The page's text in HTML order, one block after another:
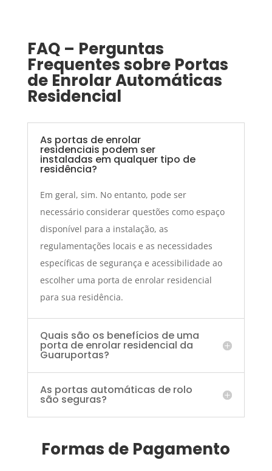
FAQ – Perguntas
Frequentes sobre Portas
de Enrolar Automáticas
Residencial
As portas de enrolar
residenciais podem ser
instaladas em qualquer tipo de
residência?
Em geral, sim. No entanto, pode ser
necessário considerar questões como espaço
disponível para a instalação, as
regulamentações locais e as necessidades
específicas de segurança e acessibilidade ao
escolher uma porta de enrolar residencial
para sua residência.
Quais são os benefícios de uma
porta de enrolar residencial da
Guaruportas?
As portas automáticas de rolo
são seguras?
Formas de Pagamento